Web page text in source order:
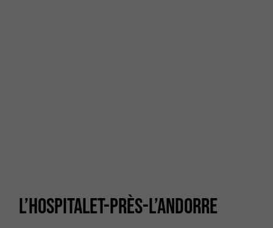
L’HOSPITALET-PRÈS-L’ANDORRE